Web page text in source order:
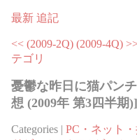
最新 追記
<< (2009-2Q) (2009-4Q) >>
テゴリ
憂鬱な昨日に猫パン
想 (2009年 第3四半期)]
Categories | PC・ネット